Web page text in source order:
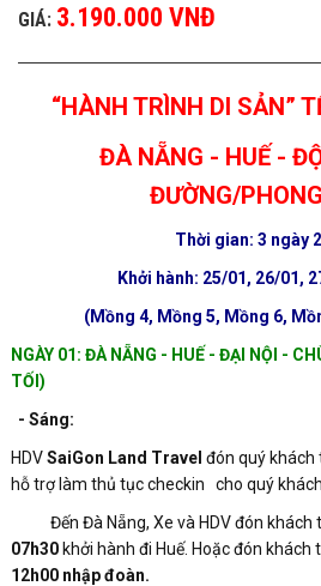
GIÁ: 3.190.000 VNĐ
“HÀNH TRÌNH DI SẢN”
ĐÀ NẴNG - HUẾ -
ĐƯỜNG/
Thời gian: 3 ngày
Khởi hành: 25/01, 26/01,
(Mồng 4, Mồng 5, Mồng 6,
NGÀY 01: ĐÀ NẴNG - HUẾ - ĐẠI NỘI -
TỐI)
- Sáng:
HDVSaiGon Land Travel đón quý khách
hỗ trợ làm thủ tục checkin cho quý
Đến Đà Nẵng, Xe và HDV đón khách
07h30 khởi hành đi Huế. Hoặc đón khách
12h00 nhập đoàn.